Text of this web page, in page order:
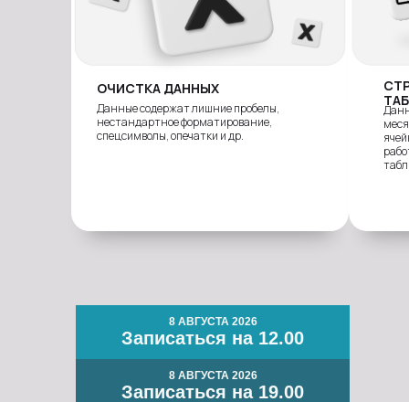
ОЧИСТКА ДАННЫХ
Данные содержат лишние пробелы,
нестандартное форматирование,
спецсимволы, опечатки и др.
8 АВГУСТА 2026
Записаться на 12.00
8 АВГУСТА 2026
Записаться на 19.00
Л035-01298-77/00769378
от 13.11.2023